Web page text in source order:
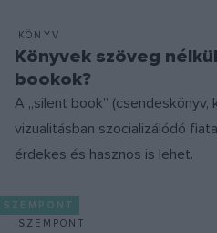
KÖNYV
Könyvek szöveg
bookok?
A „silent book” (csendeskönyv,
vizualitásban szocializálódó
érdekes és hasznos is lehet.
SZEMPONT
SZEMPONT